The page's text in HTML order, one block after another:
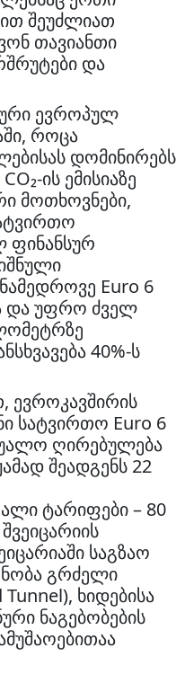
შეუძლიათ
თავიანთი
და
ევროპულ
როცა
დომინირებს
ის ემისიაზე
მოთხოვნები,
ფინანსურ
Euro 6
და უფრო ძველ
40%-ს
ევროკავშირის
სატვირთო Euro 6
ღირებულება
შეადგენს 22
ტარიფები – 80
საგზაო
გრძელი
ხიდებისა
ნაგებობების